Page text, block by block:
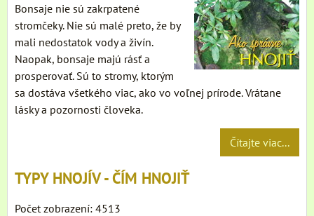
Bonsaje nie sú zakrpatené
stromčeky. Nie sú malé preto, že by
mali nedostatok vody a živín.
Naopak, bonsaje majú rásť a
prosperovať. Sú to stromy, ktorým
sa dostáva všetkého viac, ako vo voľnej prírode. Vrátane
lásky a pozornosti človeka.
Čítajte viac...
TYPY HNOJÍV - ČÍM HNOJIŤ
Počet zobrazení: 4513